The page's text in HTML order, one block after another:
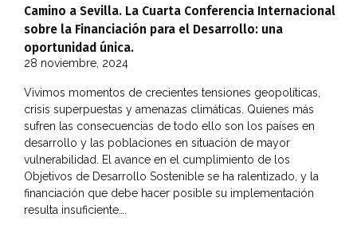
Camino a Sevilla. La Cuarta Conferencia Internacional
sobre la Financiación para el Desarrollo: una
oportunidad única.
28 noviembre, 2024
Vivimos momentos de crecientes tensiones geopolíticas,
crisis superpuestas y amenazas climáticas. Quienes más
sufren las consecuencias de todo ello son los países en
desarrollo y las poblaciones en situación de mayor
vulnerabilidad. El avance en el cumplimiento de los
Objetivos de Desarrollo Sostenible se ha ralentizado, y la
financiación que debe hacer posible su implementación
resulta insuficiente….